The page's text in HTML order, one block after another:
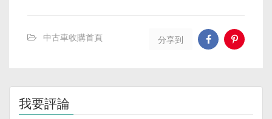
中古車收購首頁 分享到
我要評論